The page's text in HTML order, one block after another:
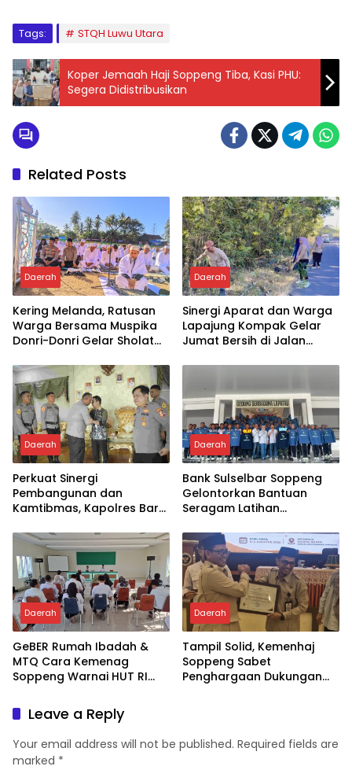
Tags: STQH Luwu Utara
Koper Jemaah Haji Soppeng Tiba, Kasi PHU:
Segera Didistribusikan
Related Posts
Daerah
Kering Melanda, Ratusan
Warga Bersama Muspika
Donri-Donri Gelar Sholat
Daerah
Sinergi Aparat dan Warga
Lapajung Kompak Gelar
Jumat Bersih di Jalan
Daerah
Perkuat Sinergi
Pembangunan dan
Kamtibmas, Kapolres Baru
Bupati Suwardi Haseng
Daerah
Bank Sulselbar Soppeng
Gelontorkan Bantuan
Seragam Latihan
Daerah
GeBER Rumah Ibadah &
MTQ Cara Kemenag
Soppeng Warnai HUT RI
Daerah
Tampil Solid, Kemenhaj
Soppeng Sabet
Penghargaan Dukungan
Leave a Reply
Your email address will not be published. Required fields are
marked *